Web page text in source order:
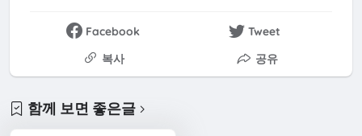
Facebook
Tweet
복사
공유
함께 보면 좋은글